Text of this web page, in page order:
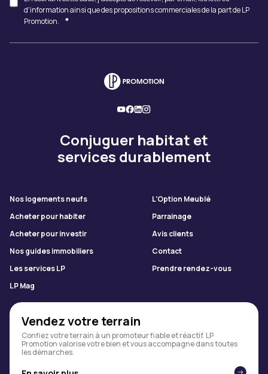
d'information ainsi que des propositions commerciales de la part de LP
Promotion.
*
Conjuguer habitat et
services durablement
Nos logements neufs
L’Option Meublé
Acheter pour habiter
Parrainage
Acheter pour investir
Avis clients
Nos guides immobiliers
Contact
Les services LP
Prendre rendez-vous
LP Mag
Vendez votre terrain
Confiez votre terrain à un promoteur fiable et réactif. LP
Promotion valorise votre bien et vous accompagne dans toutes
les démarches.